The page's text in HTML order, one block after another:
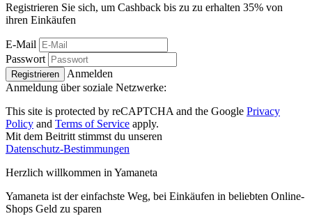
Registrieren Sie sich, um Cashback bis zu zu erhalten 35% von
ihren Einkäufen
E-Mail
Passwort
Registrieren
Anmelden
Anmeldung über soziale Netzwerke:
This site is protected by reCAPTCHA and the Google Privacy
Policy and Terms of Service apply.
Mit dem Beitritt stimmst du unseren
Datenschutz-Bestimmungen
Herzlich willkommen in Yamaneta
Yamaneta ist der einfachste Weg, bei Einkäufen in beliebten Online-
Shops Geld zu sparen